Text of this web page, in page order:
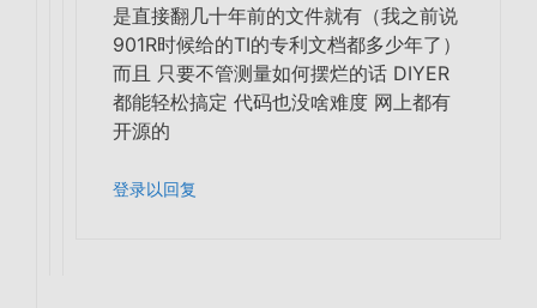
是直接翻几十年前的文件就有（我之前说
901R时候给的TI的专利文档都多少年了）
而且 只要不管测量如何摆烂的话 DIYER
都能轻松搞定 代码也没啥难度 网上都有
开源的
登录以回复